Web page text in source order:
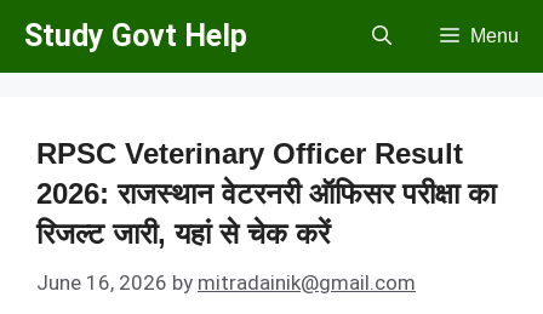
Skip
Study Govt Help Menu
RPSC Veterinary Officer Result
2026: राजस्थान वेटरनरी ऑफिसर परीक्षा का
रिजल्ट जारी, यहां से चेक करें
June 16, 2026 by mitradainik@gmail.com